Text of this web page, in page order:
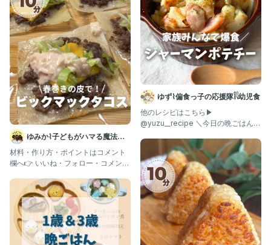
ゆみか⌇子どもがハマる魔法の
レシピ｜幼児食
材料・作り方・ポイントはコメント
欄へ👉 いいね・フォロー・コメント
ゆず⌇偏食っ子の応援隊𓌉𓇋幼児食
他のレシピはこちら▶︎
@yuzu__recipe ＼今日の晩ごはんコ